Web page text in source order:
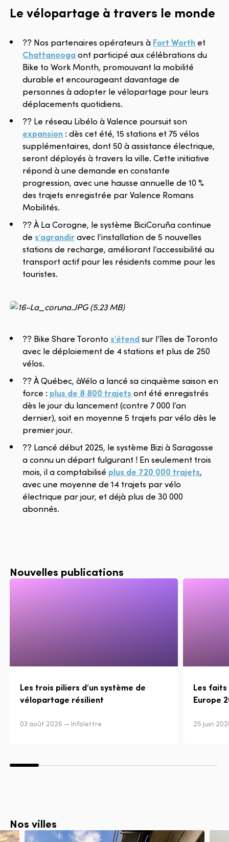
Le vélopartage à travers le monde
?? Nos partenaires opérateurs à Fort Worth et
Chattanoogaont participé aux célébrations du
Bike to Work Month, promouvant la mobilité
durable et encourageant davantage de
personnes à adopter le vélopartage pour leurs
déplacements quotidiens.
?? Le réseau Libélo à Valence poursuit son
expansion : dès cet été, 15 stations et 75 vélos
supplémentaires, dont 50 à assistance électrique,
seront déployés à travers la ville. Cette initiative
répond à une demande en constante
progression, avec une hausse annuelle de 10 %
des trajets enregistrée par Valence Romans
Mobilités.
?? À La Corogne, le système BiciCoruña continue
de s’agrandiravec l’installation de 5 nouvelles
stations de recharge, améliorant l’accessibilité au
transport actif pour les résidents comme pour les
touristes.
?? Bike Share Toronto s’étendsur l’îles de Toronto
avec le déploiement de 4 stations et plus de 250
vélos.
?? À Québec, àVélo a lancé sa cinquième saison en
force : plus de 8 800 trajets ont été enregistrés
dès le jour du lancement (contre 7 000 l’an
dernier), soit en moyenne 5 trajets par vélo dès le
premier jour.
?? Lancé début 2025, le système Bizi à Saragosse
a connu un départ fulgurant ! En seulement trois
mois, il a comptabilisé plus de 720 000 trajets,
avec une moyenne de 14 trajets par vélo
électrique par jour, et déjà plus de 30 000
abonnés.
Nouvelles publications
Les trois piliers d’un système de
vélopartage résilient
03 août 2026 — Infolettre
Les
Europe
25 juin
Nos villes